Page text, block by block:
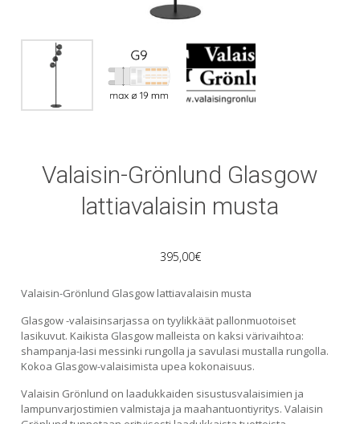
Valaisin-Grönlund Glasgow
lattiavalaisin musta
395,00€
Valaisin-Grönlund Glasgow lattiavalaisin musta
Glasgow -valaisinsarjassa on tyylikkäät pallonmuotoiset
lasikuvut. Kaikista Glasgow malleista on kaksi värivaihtoa:
shampanja-lasi messinki rungolla ja savulasi mustalla rungolla.
Kokoa Glasgow-valaisimista upea kokonaisuus.
Valaisin Grönlund on laadukkaiden sisustusvalaisimien ja
lampunvarjostimien valmistaja ja maahantuontiyritys. Valaisin